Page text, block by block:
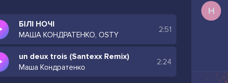
БІЛІ НОЧІ
МАША КОНДРАТЕНКО, OSTY
2:51
un deux trois (Santexx Remix)
Маша Кондратенко
2:24
Н